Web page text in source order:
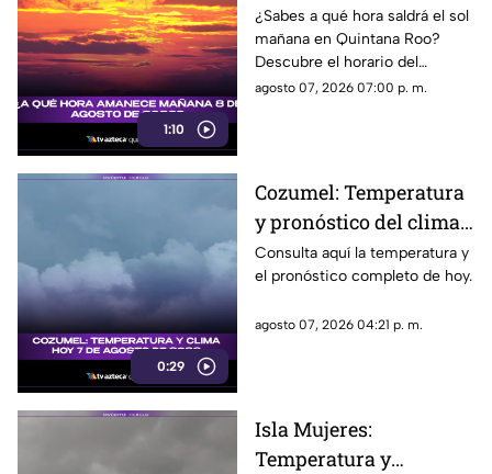
1:10
2026?
¿Sabes a qué hora saldrá el sol
mañana en Quintana Roo?
Descubre el horario del
amanecer el 8 de agosto de
agosto 07, 2026 07:00 p. m.
0:29
Cozumel: Temperatura
y pronóstico del clima
para hoy, 7 de agosto de
2026
Consulta aquí la temperatura y
el pronóstico completo de hoy.
agosto 07, 2026 04:21 p. m.
Isla Mujeres:
Temperatura y